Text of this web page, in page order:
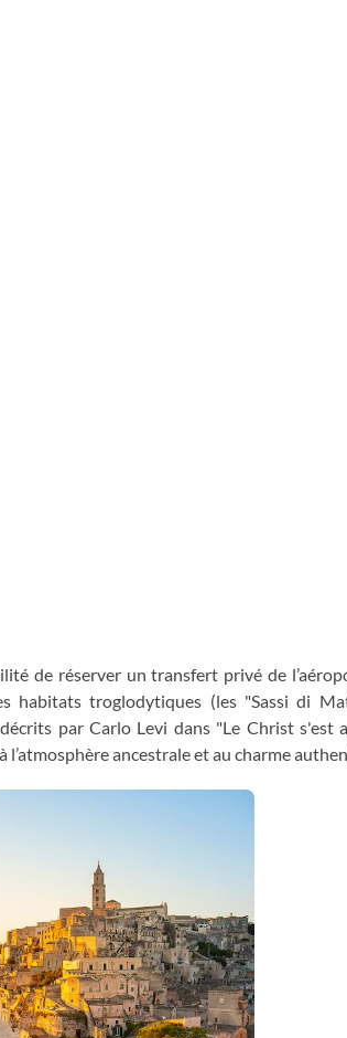
de réserver un transfert privé de
habitats troglodytiques (les "Sassi di
par Carlo Levi dans "Le Christ s'est
l’atmosphère ancestrale et au charme